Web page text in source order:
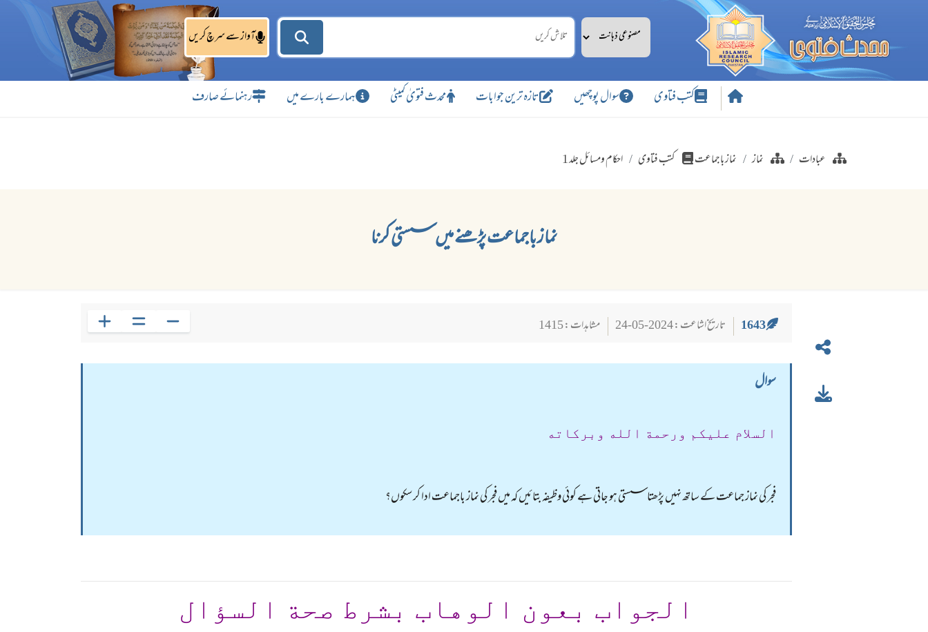
آواز سے سرچ کریں
کتب فتاوی سوال پوچھیں تازہ ترین جوابات محدث فتویٰ کمیٹی ہمارے بارے میں رہنمائے صارف
عبادات نماز نماز باجماعت کتب فتاوی احکام ومسائل جلد 1
نماز باجماعت پڑھنے میں سستی کرنا
1643 تاریخ اشاعت : 2024-05-24 مشاہدات : 1415
سوال
السلام عليكم ورحمة الله وبركاته
فجر کی نماز جماعت کے ساتھ نہیں پڑھتا سستی ہو جاتی ہے کوئی وظیفہ بتائیں کہ میں فجر کی نماز باجماعت ادا کر سکوں؟
الجواب بعون الوهاب بشرط صحة السؤال